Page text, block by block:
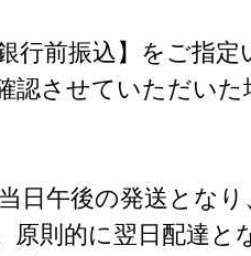
前振込】をご指定
認させていただいた
日午後の発送となり
原則的に翌日配達と